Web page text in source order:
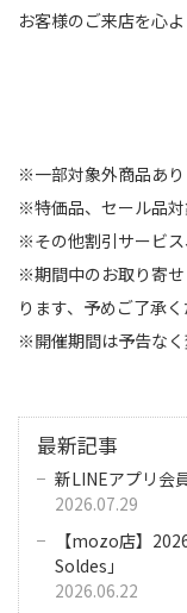
お客様のご来店を心
※一部対象外商品あり
※特価品、セール品
※その他割引サービ
※期間中のお取り寄
ります、予めご了承
※開催期間は予告な
最新記事
新LINEアプリ会
2026.07.29
【mozo店】
Soldes」
2026.06.22